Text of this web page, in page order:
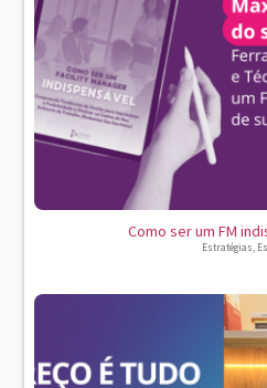
Como ser um FM
Estratégias